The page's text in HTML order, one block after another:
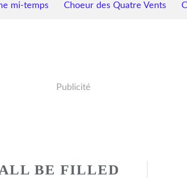
mi-temps Choeur des Quatre Vents
Publicité
BE FILLED